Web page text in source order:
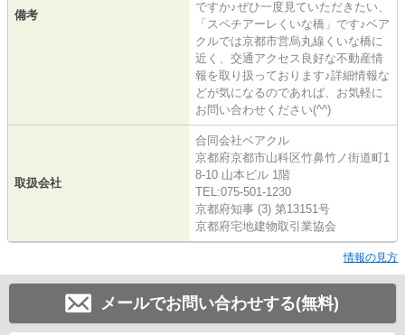
備考
ですか♪ぜひ一度見ていただきたい、
「スペチアーレくいな橋」です♪ベア
クルでは京都市営烏丸線くいな橋に
近く、交通アクセス良好な不動産情
報を取り扱っております♪詳細情報な
どが気になるのであれば、お気軽に
お問い合わせください(^^)
取扱会社
合同会社ベアクル
京都府京都市山科区竹鼻竹ノ街道町1
8-10 山本ビル 1階
TEL:075-501-1230
京都府知事 (3) 第13151号
京都府宅地建物取引業協会
情報の見方
メールでお問い合わせする(無料)